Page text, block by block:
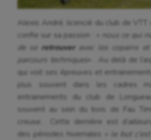
Alexis André, licencié du club de VTT
confie sur sa passion :
« nous ce qui
de se retrouver avec les copains
parcours techniques« . Au delà de
qui voit ses épreuves et
plus souvent dans les cadres
entrainements du club de
souvent au sein du bois de Fau
creuse… Cette dernière est
des périodes hivernales
« le but c’est